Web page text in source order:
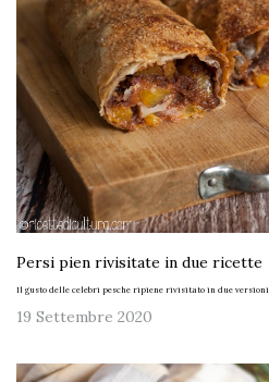
Persi pien rivisitate in due ricette
Il gusto delle celebri pesche ripiene rivisitato in due versioni
19 Settembre 2020